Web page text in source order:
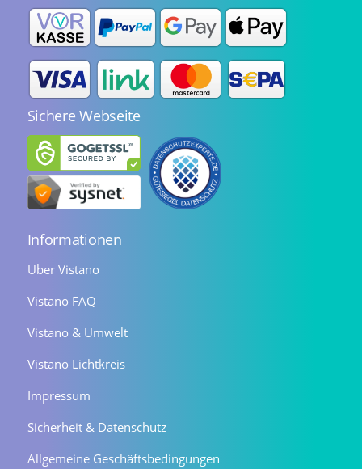
Sichere Webseite
Informationen
Über Vistano
Vistano FAQ
Vistano & Umwelt
Vistano Lichtkreis
Impressum
Sicherheit & Datenschutz
Allgemeine Geschäftsbedingungen